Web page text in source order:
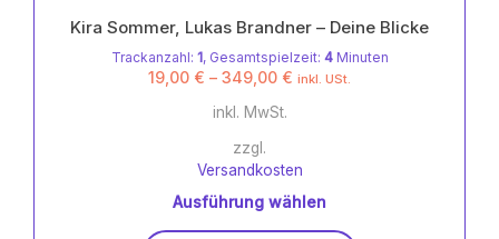
Kira Sommer, Lukas Brandner – Deine Blicke
Trackanzahl: 1, Gesamtspielzeit: 4Minuten
19,00 € – 349,00 € inkl. USt.
inkl. MwSt.
zzgl.
Versandkosten
Ausführung wählen